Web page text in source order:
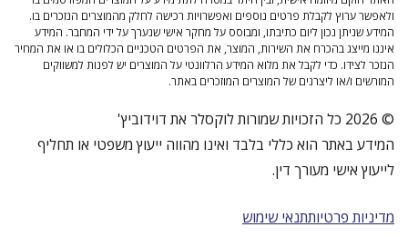
ולאפשר ערוץ לקבלת פרטים נוספים ואפשרויות רכישה לחלק מהמוצרים הנזכרים בו.
המידע שניתן נכון ליום כתיבתו, ומבוסס על מחקר אישי שנערך על ידי המחבר. המידע
איננו מייצג בהכרח את השירות, המוצר, את הפרטים הטכניים הכלולים בו או את המחיר
הנזכר לצידו. כדי לקבל את מלוא המידע הרלוונטי על המוצרים יש לפנות למשווקים
המורשים ו/או ליצרנים של המוצרים המוזכרים באתר.
© 2026 כל הזכויות שמורות לוקסלר את דוידוביץ'
המידע באתר הוא כללי בלבד ואינו מהווה ייעוץ משפטי או תחליף
לייעוץ אישי מעורך דין.
מדיניות פרטיותתנאי שימוש